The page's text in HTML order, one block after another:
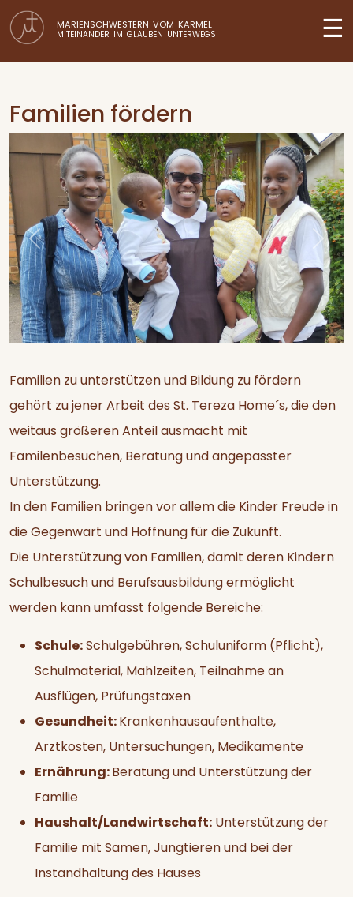
MARIENSCHWESTERN VOM KARMEL
MITEINANDER IM GLAUBEN UNTERWEGS ☰
Familien fördern
Previous Next
Familien zu unterstützen und Bildung zu fördern
gehört zu jener Arbeit des St. Tereza Home´s, die den
weitaus größeren Anteil ausmacht mit
Familenbesuchen, Beratung und angepasster
Unterstützung.
In den Familien bringen vor allem die Kinder Freude in
die Gegenwart und Hoffnung für die Zukunft.
Die Unterstützung von Familien, damit deren Kindern
Schulbesuch und Berufsausbildung ermöglicht
werden kann umfasst folgende Bereiche:
Schule:Schulgebühren, Schuluniform (Pflicht),
Schulmaterial, Mahlzeiten, Teilnahme an
Ausflügen, Prüfungstaxen
Gesundheit:Krankenhausaufenthalte,
Arztkosten, Untersuchungen, Medikamente
Ernährung:Beratung und Unterstützung der
Familie
Haushalt/Landwirtschaft: Unterstützung der
Familie mit Samen, Jungtieren und bei der
Instandhaltung des Hauses